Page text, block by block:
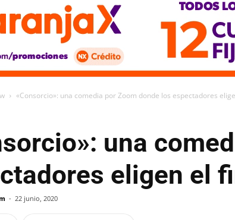
«Consorcio»: una comedia por Zoom donde los espectadores
una
eligen el
- 22 junio, 2020